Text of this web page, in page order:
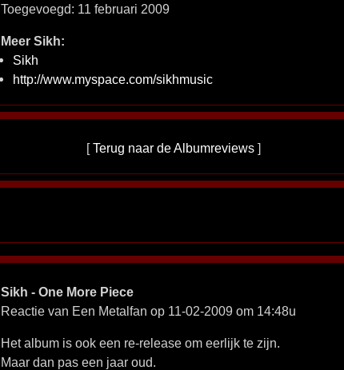
Toegevoegd: 11 februari 2009
Meer Sikh:
Sikh
http://www.myspace.com/sikhmusic
[Terug naar de Albumreviews ]
Sikh - One More Piece
Reactie van Een Metalfan op 11-02-2009 om 14:48u
Het album is ook een re-release om eerlijk te zijn.
Maar dan pas een jaar oud.